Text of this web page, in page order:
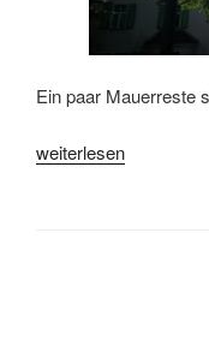
Ein paar Mauerreste
„Der
weiterlesen